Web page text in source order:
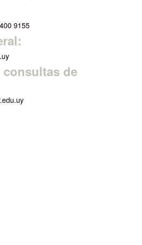
9155
consultas de